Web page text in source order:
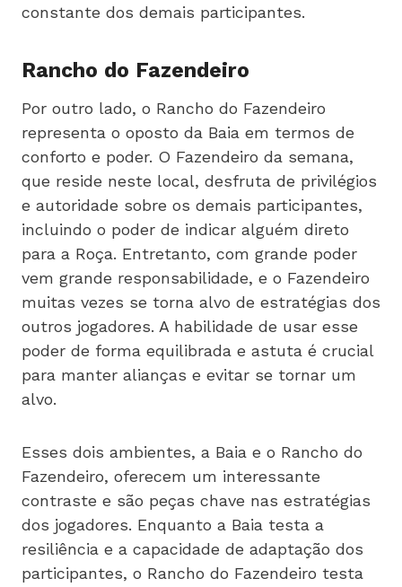
constante dos demais participantes.
Rancho do Fazendeiro
Por outro lado, o Rancho do Fazendeiro
representa o oposto da Baia em termos de
conforto e poder. O Fazendeiro da semana,
que reside neste local, desfruta de privilégios
e autoridade sobre os demais participantes,
incluindo o poder de indicar alguém direto
para a Roça. Entretanto, com grande poder
vem grande responsabilidade, e o Fazendeiro
muitas vezes se torna alvo de estratégias dos
outros jogadores. A habilidade de usar esse
poder de forma equilibrada e astuta é crucial
para manter alianças e evitar se tornar um
alvo.
Esses dois ambientes, a Baia e o Rancho do
Fazendeiro, oferecem um interessante
contraste e são peças chave nas estratégias
dos jogadores. Enquanto a Baia testa a
resiliência e a capacidade de adaptação dos
participantes, o Rancho do Fazendeiro testa